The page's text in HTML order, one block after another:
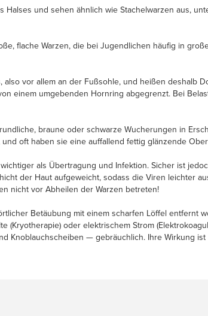
und sehen ähnlich wie Stachelwarzen aus,
flache Warzen, die bei Jugendlichen häufig in
vor allem an der Fußsohle, und heißen deshalb
einem umgebenden Hornring abgegrenzt. Bei
braune oder schwarze Wucherungen in
oft haben sie eine auffallend fettig glänzende
als Übertragung und Infektion. Sicher ist
der Haut aufgeweicht, sodass die Viren leichter
nicht vor Abheilen der Warzen betreten!
Betäubung mit einem scharfen Löffel entfernt
oder elektrischem Strom
Knoblauchscheiben — gebräuchlich. Ihre Wirkung